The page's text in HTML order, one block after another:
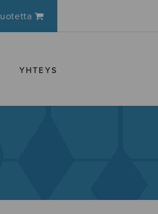
YHTEYS